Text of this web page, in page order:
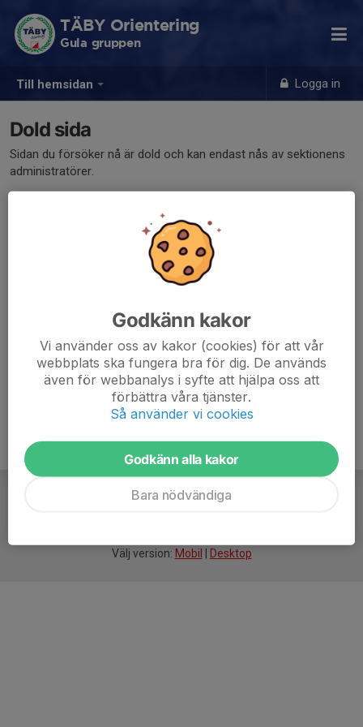
Till hemsidan Logga in
TÄBY Orientering
Gula gruppen
Dold sida
Sidan du försöker nå är dold och kan endast nås av sektionens
administratörer.
Välj version: Mobil Desktop
Godkänn kakor
Vi använder oss av kakor (cookies) för att vår
webbplats ska fungera bra för dig. De används
även för webbanalys i syfte att hjälpa oss att
förbättra våra tjänster.
Så använder vi cookies
Godkänn alla kakor
Bara nödvändiga